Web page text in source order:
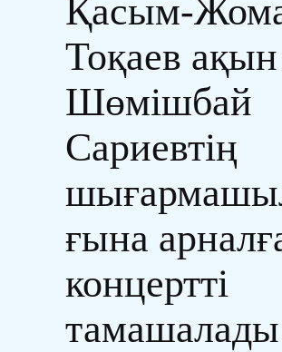
Қасым-
Тоқаев ақын
Шөмішбай
Сариевтің
ғына
концертті
тамашалады